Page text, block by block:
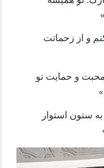
و از زحماتت
محبت و حمایت تو
به ستون استوار